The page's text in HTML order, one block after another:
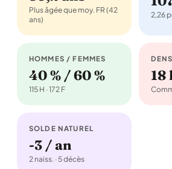
Plus âgée que moy. FR (42
ans)
2,26
HOMMES / FEMMES
40 % / 60 %
115 H · 172 F
18
SOLDE NATUREL
-3 / an
2 naiss. · 5 décès